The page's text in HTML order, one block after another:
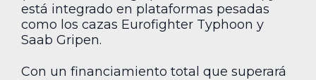
está integrado en plataformas pesadas
como los cazas Eurofighter Typhoon y
Saab Gripen.
Con un financiamiento total que superará